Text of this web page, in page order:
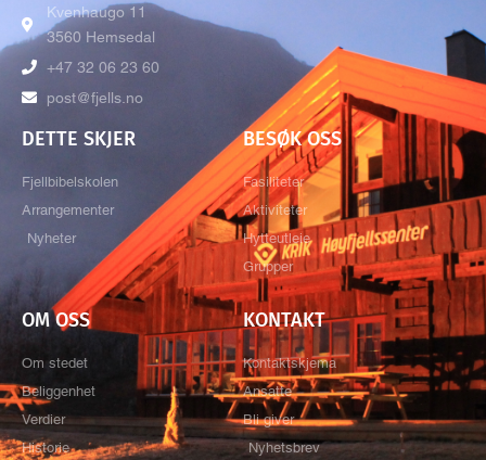
Kvenhaugo 11
3560 Hemsedal
+47 32 06 23 60
post@fjells.no
DETTE SKJER
Fjellbibelskolen
Arrangementer
Nyheter
BESØK OSS
Fasiliteter
Aktiviteter
Hytteutleie
Grupper
OM OSS
Om stedet
Beliggenhet
Verdier
Historie
KONTAKT
Kontaktskjema
Ansatte
Bli giver
Nyhetsbrev